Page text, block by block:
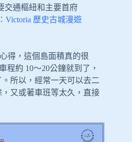
交通樞紐和主要首府
Victoria 歷史古城漫遊
得，這個島面積真的很
程約 10～20公鐘就到了，
所以，經常一天可以去二
又或著車班等太久，直接